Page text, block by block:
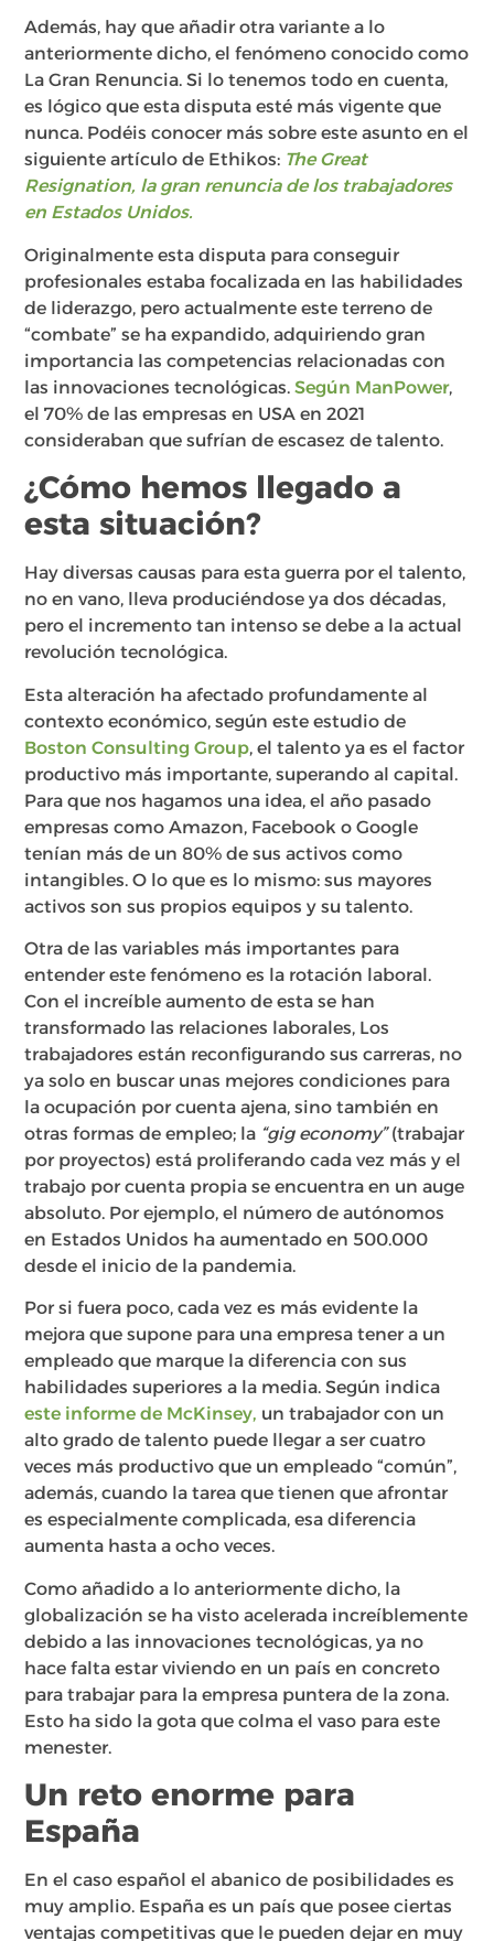
Además, hay que añadir otra variante a lo
anteriormente dicho, el fenómeno conocido como
La Gran Renuncia. Si lo tenemos todo en cuenta,
es lógico que esta disputa esté más vigente que
nunca. Podéis conocer más sobre este asunto en el
siguiente artículo de Ethikos: The Great
Resignation, la gran renuncia de los trabajadores
en Estados Unidos.
Originalmente esta disputa para conseguir
profesionales estaba focalizada en las habilidades
de liderazgo, pero actualmente este terreno de
“combate” se ha expandido, adquiriendo gran
importancia las competencias relacionadas con
las innovaciones tecnológicas.Según ManPower,
el 70% de las empresas en USA en 2021
consideraban que sufrían de escasez de talento.
¿Cómo hemos llegado a
esta situación?
Hay diversas causas para esta guerra por el talento,
no en vano, lleva produciéndose ya dos décadas,
pero el incremento tan intenso se debe a la actual
revolución tecnológica.
Esta alteración ha afectado profundamente al
contexto económico, según este estudio de
Boston Consulting Group,el talento ya es el factor
productivo más importante, superando al capital.
Para que nos hagamos una idea, el año pasado
empresas como Amazon, Facebook o Google
tenían más de un 80% de sus activos como
intangibles. O lo que es lo mismo: sus mayores
activos son sus propios equipos y su talento.
Otra de las variables más importantes para
entender este fenómeno es la rotación laboral.
Con el increíble aumento de esta se han
transformado las relaciones laborales, Los
trabajadores están reconfigurando sus carreras, no
ya solo en buscar unas mejores condiciones para
la ocupación por cuenta ajena, sino también en
otras formas de empleo; la “gig economy”(trabajar
por proyectos) está proliferando cada vez más y el
trabajo por cuenta propia se encuentra en un auge
absoluto. Por ejemplo, el número de autónomos
en Estados Unidos ha aumentado en 500.000
desde el inicio de la pandemia.
Por si fuera poco, cada vez es más evidente la
mejora que supone para una empresa tener a un
empleado que marque la diferencia con sus
habilidades superiores a la media. Según indica
este informe de McKinsey, un trabajador con un
alto grado de talento puede llegar a ser cuatro
veces más productivo que un empleado “común”,
además, cuando la tarea que tienen que afrontar
es especialmente complicada, esa diferencia
aumenta hasta a ocho veces.
Como añadido a lo anteriormente dicho, la
globalización se ha visto acelerada increíblemente
debido a las innovaciones tecnológicas, ya no
hace falta estar viviendo en un país en concreto
para trabajar para la empresa puntera de la zona.
Esto ha sido la gota que colma el vaso para este
menester.
Un reto enorme para
España
En el caso español el abanico de posibilidades es
muy amplio. España es un país que posee ciertas
ventajas competitivas que le pueden dejar en muy